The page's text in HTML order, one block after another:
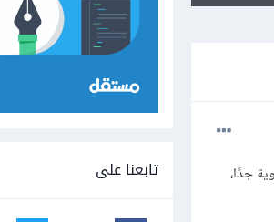
جدًا،
تابعنا على